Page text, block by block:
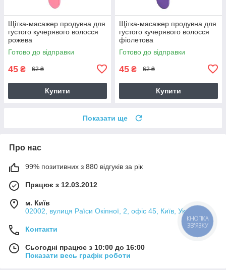
Щітка-масажер продувна для
густого кучерявого волосся
рожева
Готово до відправки
45 ₴ 62 ₴
Купити
Щітка-масажер продувна для
густого кучерявого волосся
фіолетова
Готово до відправки
45 ₴ 62 ₴
Купити
Показати ще
Про нас
99% позитивних з 880 відгуків за рік
Працює з 12.03.2012
м. Київ
02002, вулиця Раїси Окіпної, 2, офіс 45, Київ, Україна
Контакти
Сьогодні працює з 10:00 до 16:00
Показати весь графік роботи
КНОПКА
ЗВ'ЯЗКУ